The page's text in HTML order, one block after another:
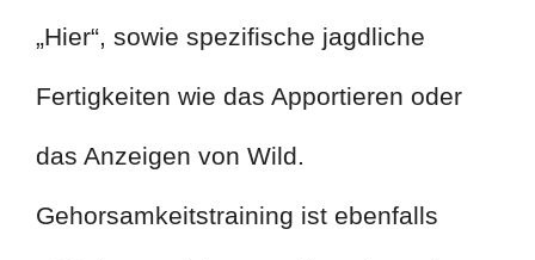
„Hier“, sowie spezifische jagdliche
Fertigkeiten wie das Apportieren oder
das Anzeigen von Wild.
Gehorsamkeitstraining ist ebenfalls